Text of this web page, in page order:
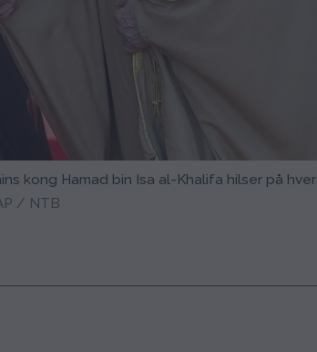
kong Hamad bin Isa al-Khalifa hilser på
/ NTB